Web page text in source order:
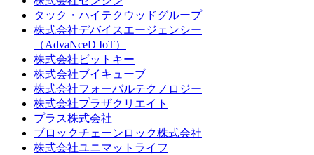
タック・ハイテクウッドグループ
株式会社デバイスエージェンシー
（AdvaNceD IoT）
株式会社ビットキー
株式会社ブイキューブ
株式会社フォーバルテクノロジー
株式会社プラザクリエイト
プラス株式会社
ブロックチェーンロック株式会社
株式会社ユニマットライフ